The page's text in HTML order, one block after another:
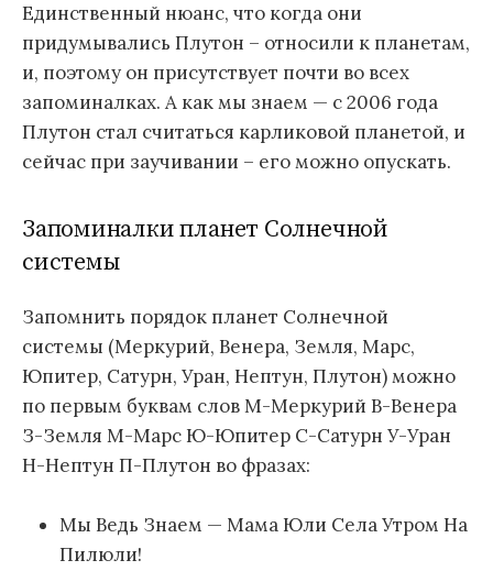
Единственный нюанс, что когда они
придумывались Плутон – относили к планетам,
и, поэтому он присутствует почти во всех
запоминалках. А как мы знаем — с 2006 года
Плутон стал считаться карликовой планетой, и
сейчас при заучивании – его можно опускать.
Запоминалки планет Солнечной
системы
Запомнить порядок планет Солнечной
системы (Меркурий, Венера, Земля, Марс,
Юпитер, Сатурн, Уран, Нептун, Плутон) можно
по первым буквам слов М-Меркурий В-Венера
З-Земля М-Марс Ю-Юпитер С-Сатурн У-Уран
Н-Нептун П-Плутон во фразах:
Мы Ведь Знаем — Мама Юли Села Утром На
Пилюли!